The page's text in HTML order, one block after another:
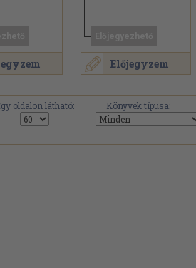
Előjegyzem
oldalon látható: Könyvek típusa: